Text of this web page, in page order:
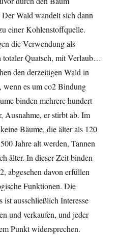
Wald wandelt sich dann
einer Kohlenstoffquelle.
die Verwendung als
totaler Quatsch, mit Verlaub…
den derzeitigen Wald in
es um co2 Bindung
binden mehrere hundert
Ausnahme, er stirbt ab. Im
Bäume, die älter als 120
Jahre alt werden, Tannen
älter. In dieser Zeit binden
abgesehen davon erfüllen
Funktionen. Die
ist ausschließlich Interesse
und verkaufen, und jeder
Punkt widersprechen.